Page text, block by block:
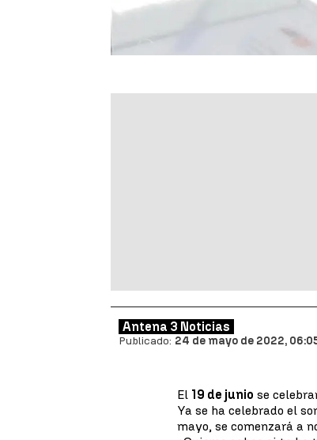
Antena 3 Noticias
Publicado: 24 de mayo de 2022,
El 19 de junio se
Ya se ha celebrado el
mayo, se comenzará a